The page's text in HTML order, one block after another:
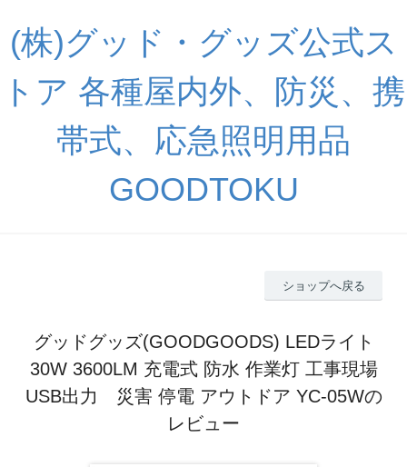
(株)グッド・グッズ公式ス
トア 各種屋内外、防災、携
帯式、応急照明用品
GOODTOKU
ショップへ戻る
グッドグッズ(GOODGOODS) LEDライト
30W 3600LM 充電式 防水 作業灯 工事現場
USB出力 災害 停電 アウトドア YC-05Wの
レビュー